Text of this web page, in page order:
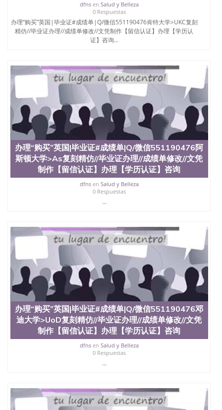
dfnsen Salud y Belleza
0 Respuestas
办理“购买”英国|毕业证#成绩单|Q/微信551190476肯特大学>UKC复刻
精仿//毕业证办理//成绩单修改//文凭制作【留信认证】办理【学历认
证】咨询...
办理“购买”英国|毕业证#成绩单|Q/微信551190476阿
斯顿大学>As复刻精仿//毕业证办理//成绩单修改//文凭
制作【留信认证】办理【学历认证】咨询
dfnsen Salud y Belleza
0 Respuestas
...
办理“购买”英国|毕业证#成绩单|Q/微信551190476邓
迪大学>UoD复刻精仿//毕业证办理//成绩单修改//文凭
制作【留信认证】办理【学历认证】咨询
dfnsen Salud y Belleza
0 Respuestas
...